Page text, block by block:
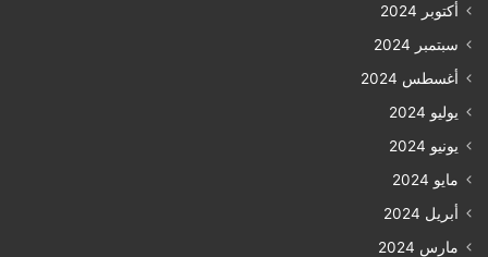
أكتوبر 2024
سبتمبر 2024
أغسطس 2024
يوليو 2024
يونيو 2024
مايو 2024
أبريل 2024
مارس 2024